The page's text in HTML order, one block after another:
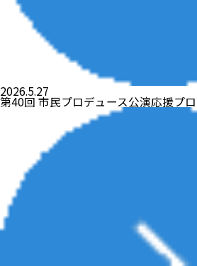
2026.5.27
第40回 市民プロデュース公演応援プ